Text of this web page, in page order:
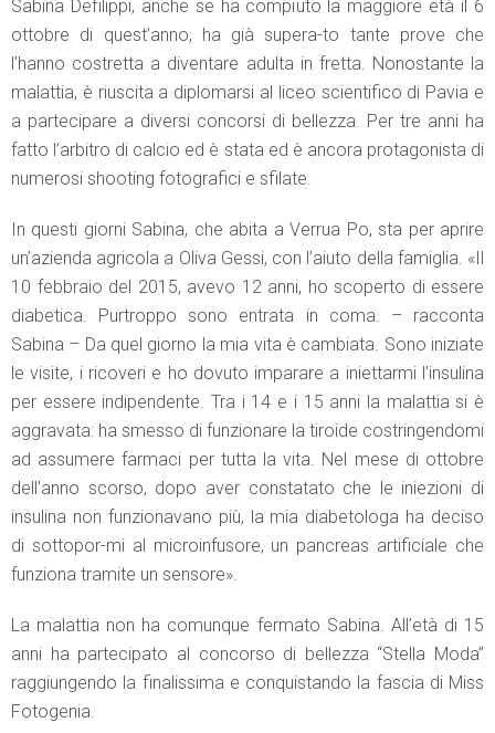
Sabina Defilippi, anche se ha compiuto la maggiore età il 6
ottobre di quest’anno, ha già supera-to tante prove che
l’hanno costretta a diventare adulta in fretta. Nonostante la
malattia, è riuscita a diplomarsi al liceo scientifico di Pavia e
a partecipare a diversi concorsi di bellezza. Per tre anni ha
fatto l’arbitro di calcio ed è stata ed è ancora protagonista di
numerosi shooting fotografici e sfilate.
In questi giorni Sabina, che abita a Verrua Po, sta per aprire
un’azienda agricola a Oliva Gessi, con l’aiuto della famiglia. «Il
10 febbraio del 2015, avevo 12 anni, ho scoperto di essere
diabetica. Purtroppo sono entrata in coma. – racconta
Sabina – Da quel giorno la mia vita è cambiata. Sono iniziate
le visite, i ricoveri e ho dovuto imparare a iniettarmi l’insulina
per essere indipendente. Tra i 14 e i 15 anni la malattia si è
aggravata: ha smesso di funzionare la tiroide costringendomi
ad assumere farmaci per tutta la vita. Nel mese di ottobre
dell’anno scorso, dopo aver constatato che le iniezioni di
insulina non funzionavano più, la mia diabetologa ha deciso
di sottopor-mi al microinfusore, un pancreas artificiale che
funziona tramite un sensore».
La malattia non ha comunque fermato Sabina. All’età di 15
anni ha partecipato al concorso di bellezza “Stella Moda”
raggiungendo la finalissima e conquistando la fascia di Miss
Fotogenia.